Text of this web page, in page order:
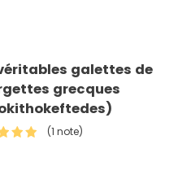
galettes de
grecques
(1 note)